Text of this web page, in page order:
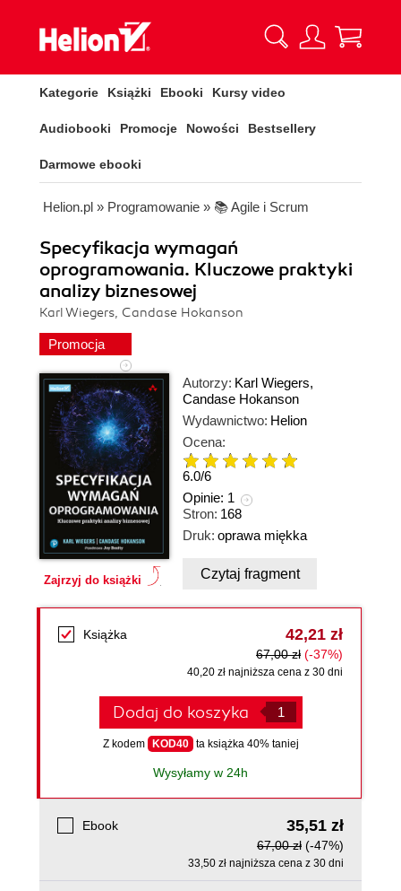
Kategorie Książki Ebooki Kursy video
Audiobooki Promocje Nowości Bestsellery
Darmowe ebooki
Helion.pl » Programowanie » 📚 Agile i Scrum
Specyfikacja wymagań
oprogramowania. Kluczowe praktyki
analizy biznesowej
Karl Wiegers, Candase Hokanson
Promocja
Zajrzyj do książki
Autorzy: Karl Wiegers,
Candase Hokanson
Wydawnictwo: Helion
Ocena:
6.0/6
Opinie: 1
Stron: 168
Druk: oprawa miękka
Czytaj fragment
Książka 42,21 zł
67,00 zł (-37%)
40,20 zł najniższa cena z 30 dni
Dodaj do koszyka
Z kodem KOD40 ta książka 40% taniej
Wysyłamy w 24h
Ebook 35,51 zł
67,00 zł (-47%)
33,50 zł najniższa cena z 30 dni